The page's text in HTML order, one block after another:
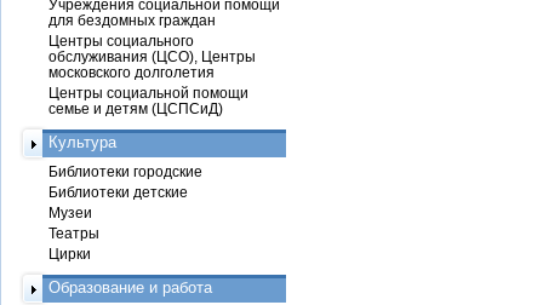
Учреждения социальной помощи
для бездомных граждан
Центры социального
обслуживания (ЦСО), Центры
московского долголетия
Центры социальной помощи
семье и детям (ЦСПСиД)
Культура
Библиотеки городские
Библиотеки детские
Музеи
Театры
Цирки
Образование и работа